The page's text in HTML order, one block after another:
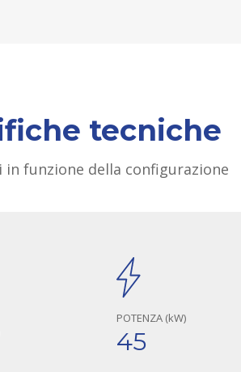
tecniche
in funzione della configurazione
POTENZA (kW)
45